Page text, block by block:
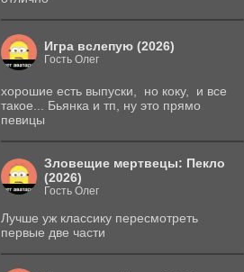
Игра вслепую (2026)
Гость Олег
хорошие есть выпуски, но коку, и все
такое... Бьянка и тп, ну это прямо
певицы
Зловещие мертвецы: Пекло
(2026)
Гость Олег
Лучше уж классику пересмотреть
первые две части